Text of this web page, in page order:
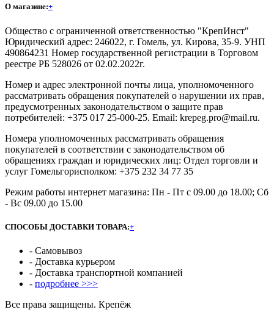
О магазине:+
Общество с ограниченной ответственностью "КрепИнст"
Юридический адрес: 246022, г. Гомель, ул. Кирова, 35-9. УНП
490864231 Номер государственной регистрации в Торговом
реестре РБ 528026 от 02.02.2022г.
Номер и адрес электронной почты лица, уполномоченного
рассматривать обращения покупателей о нарушении их прав,
предусмотренных законодательством о защите прав
потребителей: +375 017 25-000-25. Email: krepeg.pro@mail.ru.
Номера уполномоченных рассматривать обращения
покупателей в соответствии с законодательством об
обращениях граждан и юридических лиц: Отдел торговли и
услуг Гомельгорисполком: +375 232 34 77 35
Режим работы интернет магазина: Пн - Пт с 09.00 до 18.00; Сб
- Вс 09.00 до 15.00
СПОСОБЫ ДОСТАВКИ ТОВАРА:+
- Самовывоз
- Доставка курьером
- Доставка транспортной компанией
- подробнее >>>
Все права защищены. Крепёж